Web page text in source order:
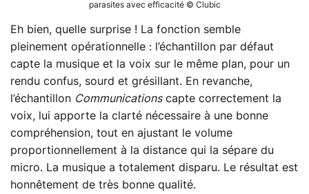
parasites avec efficacité © Clubic
Eh bien, quelle surprise ! La fonction semble
pleinement opérationnelle : l’échantillon par défaut
capte la musique et la voix sur le même plan, pour un
rendu confus, sourd et grésillant. En revanche,
l’échantillon Communicationscapte correctement la
voix, lui apporte la clarté nécessaire à une bonne
compréhension, tout en ajustant le volume
proportionnellement à la distance qui la sépare du
micro. La musique a totalement disparu. Le résultat est
honnêtement de très bonne qualité.